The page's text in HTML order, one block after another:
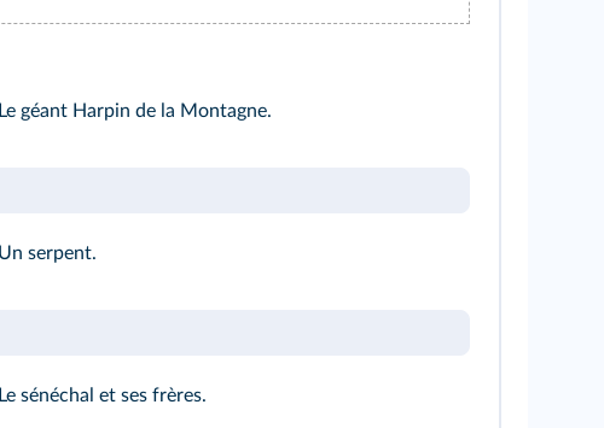
géant Harpin de la Montagne.
serpent.
sénéchal et ses frères.